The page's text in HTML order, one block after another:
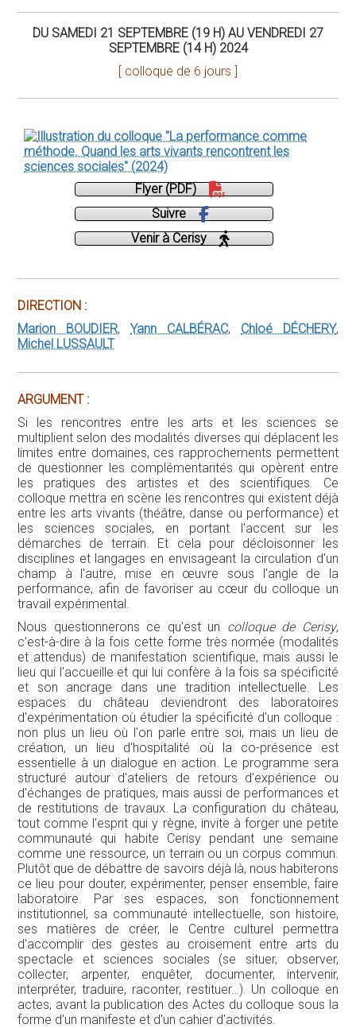
DU SAMEDI 21 SEPTEMBRE (19 H) AU VENDREDI 27
SEPTEMBRE (14 H) 2024
[ colloque de 6 jours ]
Flyer (PDF)
Suivre
Venir à Cerisy
DIRECTION :
Marion BOUDIER, Yann CALBÉRAC, Chloé DÉCHERY,
Michel LUSSAULT
ARGUMENT :
Si les rencontres entre les arts et les sciences se
multiplient selon des modalités diverses qui déplacent les
limites entre domaines, ces rapprochements permettent
de questionner les complémentarités qui opèrent entre
les pratiques des artistes et des scientifiques. Ce
colloque mettra en scène les rencontres qui existent déjà
entre les arts vivants (théâtre, danse ou performance) et
les sciences sociales, en portant l'accent sur les
démarches de terrain. Et cela pour décloisonner les
disciplines et langages en envisageant la circulation d'un
champ à l'autre, mise en œuvre sous l'angle de la
performance, afin de favoriser au cœur du colloque un
travail expérimental.
Nous questionnerons ce qu'est un colloque de Cerisy,
c'est-à-dire à la fois cette forme très normée (modalités
et attendus) de manifestation scientifique, mais aussi le
lieu qui l'accueille et qui lui confère à la fois sa spécificité
et son ancrage dans une tradition intellectuelle. Les
espaces du château deviendront des laboratoires
d'expérimentation où étudier la spécificité d'un colloque :
non plus un lieu où l'on parle entre soi, mais un lieu de
création, un lieu d'hospitalité où la co-présence est
essentielle à un dialogue en action. Le programme sera
structuré autour d'ateliers de retours d'expérience ou
d'échanges de pratiques, mais aussi de performances et
de restitutions de travaux. La configuration du château,
tout comme l'esprit qui y règne, invite à forger une petite
communauté qui habite Cerisy pendant une semaine
comme une ressource, un terrain ou un corpus commun.
Plutôt que de débattre de savoirs déjà là, nous habiterons
ce lieu pour douter, expérimenter, penser ensemble, faire
laboratoire. Par ses espaces, son fonctionnement
institutionnel, sa communauté intellectuelle, son histoire,
ses matières de créer, le Centre culturel permettra
d'accomplir des gestes au croisement entre arts du
spectacle et sciences sociales (se situer, observer,
collecter, arpenter, enquêter, documenter, intervenir,
interpréter, traduire, raconter, restituer…). Un colloque en
actes, avant la publication des Actes du colloque sous la
forme d'un manifeste et d'un cahier d'activités.